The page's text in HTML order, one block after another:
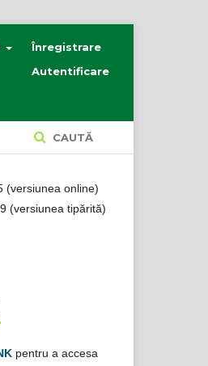
CAUTĂ
Înregistrare
Autentificare
(versiunea online)
tipărită)
pentru a accesa